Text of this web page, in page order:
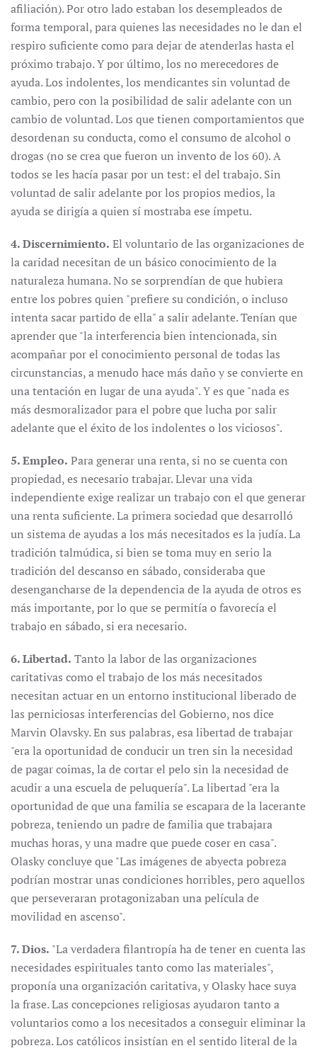
afiliación). Por otro lado estaban los desempleados de
forma temporal, para quienes las necesidades no le dan el
respiro suficiente como para dejar de atenderlas hasta el
próximo trabajo. Y por último, los no merecedores de
ayuda. Los indolentes, los mendicantes sin voluntad de
cambio, pero con la posibilidad de salir adelante con un
cambio de voluntad. Los que tienen comportamientos que
desordenan su conducta, como el consumo de alcohol o
drogas (no se crea que fueron un invento de los 60). A
todos se les hacía pasar por un test: el del trabajo. Sin
voluntad de salir adelante por los propios medios, la
ayuda se dirigía a quien sí mostraba ese ímpetu.
4. Discernimiento. El voluntario de las organizaciones de
la caridad necesitan de un básico conocimiento de la
naturaleza humana. No se sorprendían de que hubiera
entre los pobres quien "prefiere su condición, o incluso
intenta sacar partido de ella" a salir adelante. Tenían que
aprender que "la interferencia bien intencionada, sin
acompañar por el conocimiento personal de todas las
circunstancias, a menudo hace más daño y se convierte en
una tentación en lugar de una ayuda". Y es que "nada es
más desmoralizador para el pobre que lucha por salir
adelante que el éxito de los indolentes o los viciosos".
5. Empleo. Para generar una renta, si no se cuenta con
propiedad, es necesario trabajar. Llevar una vida
independiente exige realizar un trabajo con el que generar
una renta suficiente. La primera sociedad que desarrolló
un sistema de ayudas a los más necesitados es la judía. La
tradición talmúdica, si bien se toma muy en serio la
tradición del descanso en sábado, consideraba que
desengancharse de la dependencia de la ayuda de otros es
más importante, por lo que se permitía o favorecía el
trabajo en sábado, si era necesario.
6. Libertad. Tanto la labor de las organizaciones
caritativas como el trabajo de los más necesitados
necesitan actuar en un entorno institucional liberado de
las perniciosas interferencias del Gobierno, nos dice
Marvin Olavsky. En sus palabras, esa libertad de trabajar
"era la oportunidad de conducir un tren sin la necesidad
de pagar coimas, la de cortar el pelo sin la necesidad de
acudir a una escuela de peluquería". La libertad "era la
oportunidad de que una familia se escapara de la lacerante
pobreza, teniendo un padre de familia que trabajara
muchas horas, y una madre que puede coser en casa".
Olasky concluye que "Las imágenes de abyecta pobreza
podrían mostrar unas condiciones horribles, pero aquellos
que perseveraran protagonizaban una película de
movilidad en ascenso".
7. Dios. "La verdadera filantropía ha de tener en cuenta las
necesidades espirituales tanto como las materiales",
proponía una organización caritativa, y Olasky hace suya
la frase. Las concepciones religiosas ayudaron tanto a
voluntarios como a los necesitados a conseguir eliminar la
pobreza. Los católicos insistían en el sentido literal de la